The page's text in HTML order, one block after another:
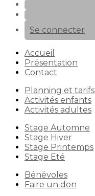
Se connecter
Accueil
Présentation
Contact
Planning et tarifs
Activités enfants
Activités adultes
Stage Automne
Stage Hiver
Stage Printemps
Stage Eté
Bénévoles
Faire un don